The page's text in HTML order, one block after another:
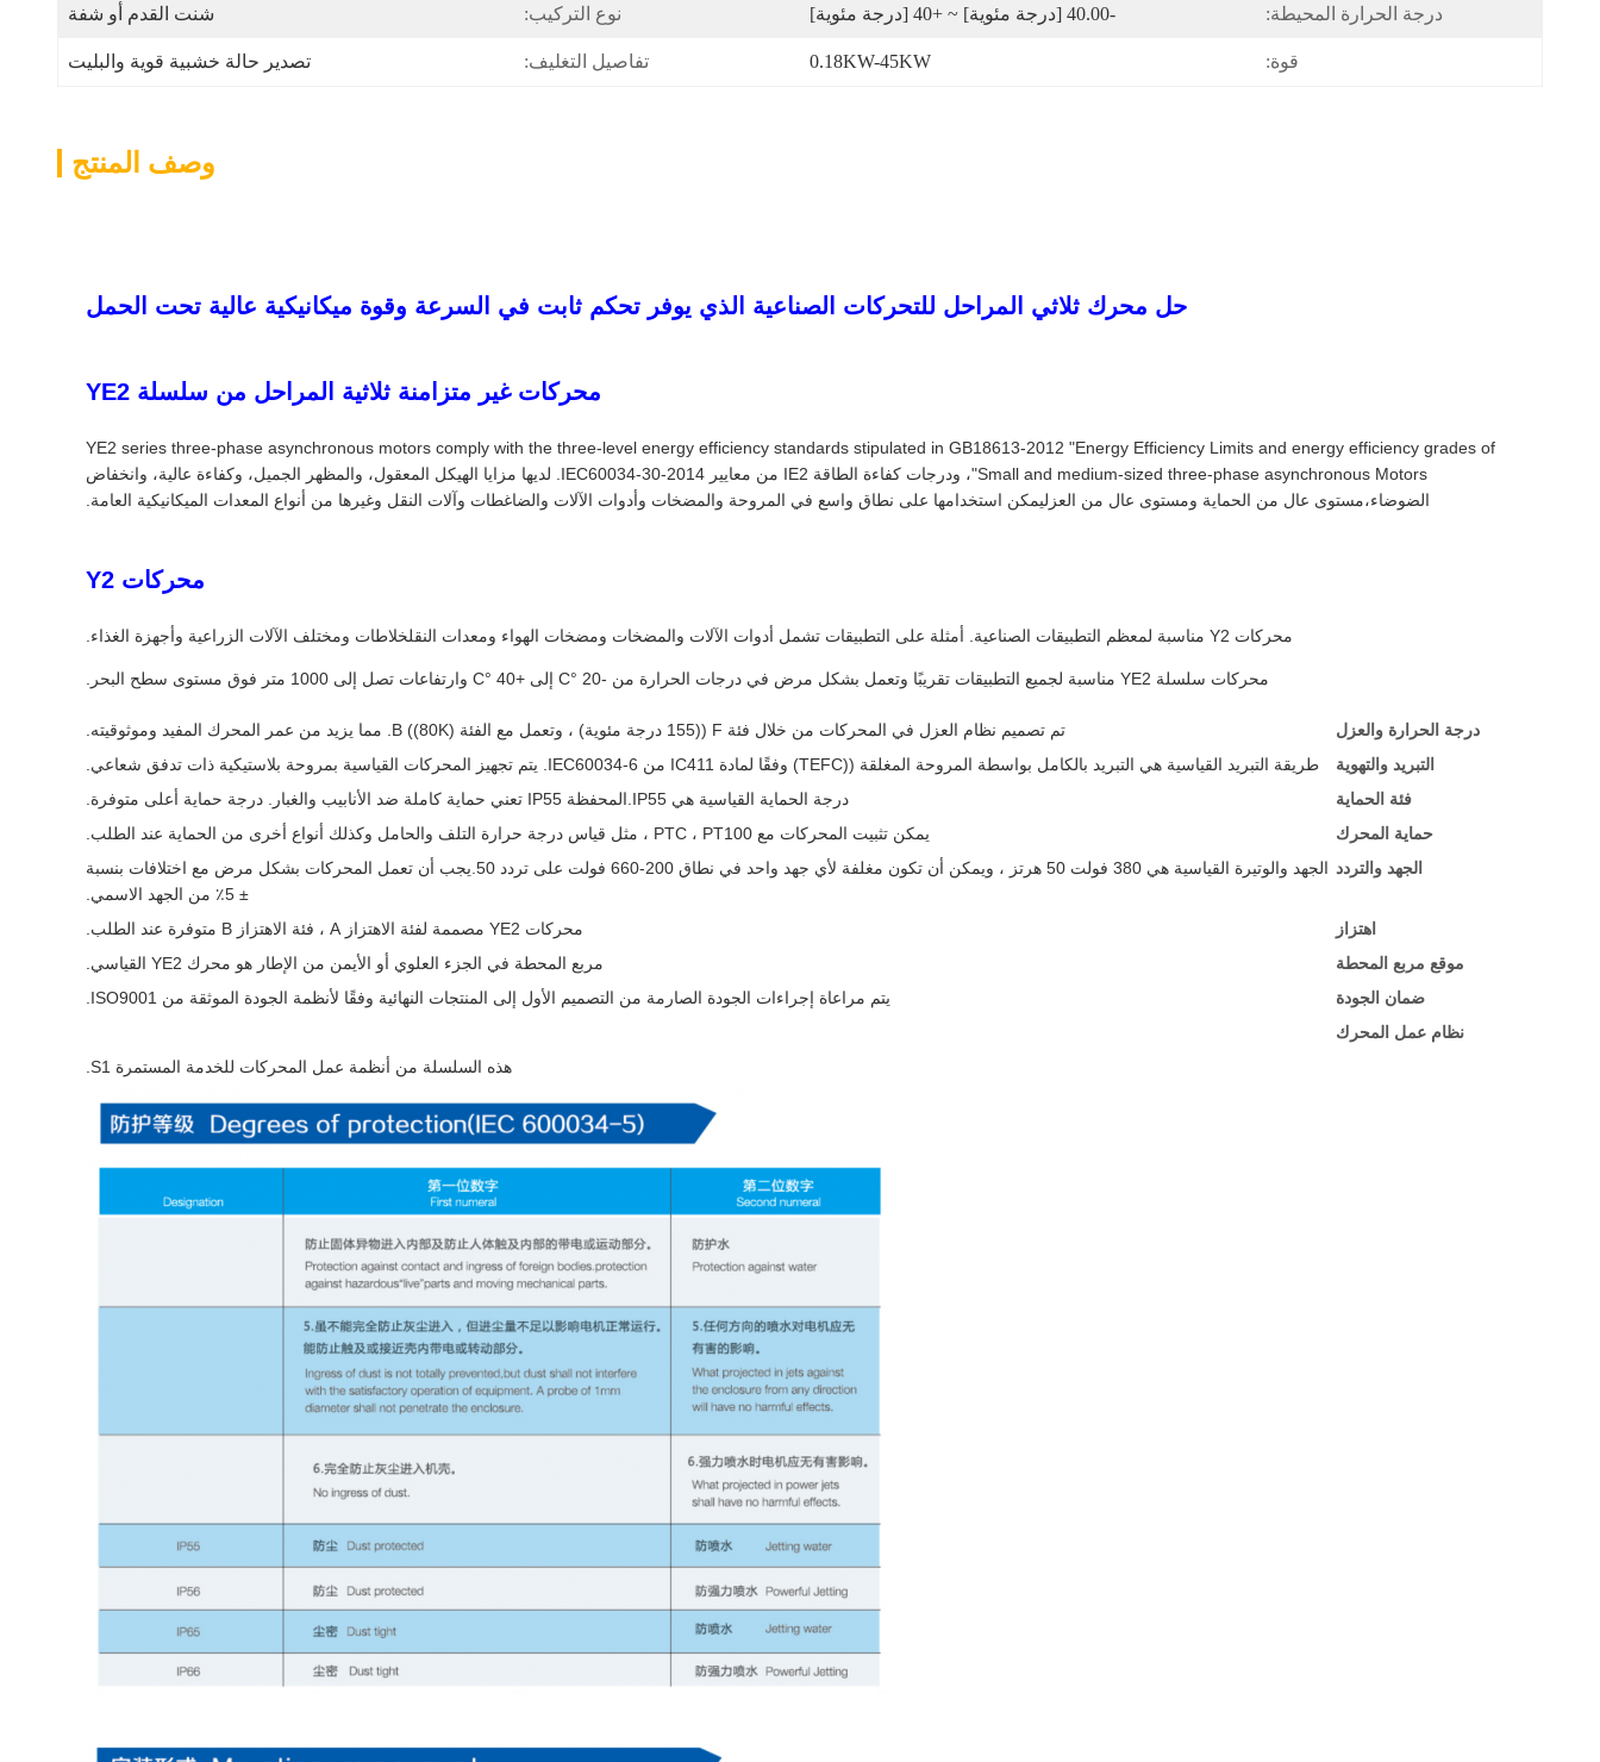
درجة الحرارة المحيطة: -40.00 [درجة مئوية] ~ +40 [درجة مئوية] نوع التركيب: شنت القدم أو شفة
قوة: 0.18KW-45KW تفاصيل التغليف: تصدير حالة خشبية قوية والبليت
وصف المنتج
حل محرك ثلاثي المراحل للتحركات الصناعية الذي يوفر تحكم ثابت في السرعة وقوة ميكانيكية عالية تحت الحمل
محركات غير متزامنة ثلاثية المراحل من سلسلة YE2
YE2 series three-phase asynchronous motors comply with the three-level energy efficiency standards stipulated in GB18613-2012 "Energy Efficiency Limits and energy efficiency grades of
Small and medium-sized three-phase asynchronous Motors"، ودرجات كفاءة الطاقة IE2 من معايير IEC60034-30-2014. لديها مزايا الهيكل المعقول، والمظهر الجميل، وكفاءة عالية، وانخفاض
الضوضاء،مستوى عال من الحماية ومستوى عال من العزليمكن استخدامها على نطاق واسع في المروحة والمضخات وأدوات الآلات والضاغطات وآلات النقل وغيرها من أنواع المعدات الميكانيكية العامة.
محركات Y2
محركات Y2 مناسبة لمعظم التطبيقات الصناعية. أمثلة على التطبيقات تشمل أدوات الآلات والمضخات ومضخات الهواء ومعدات النقلخلاطات ومختلف الآلات الزراعية وأجهزة الغذاء.
محركات سلسلة YE2 مناسبة لجميع التطبيقات تقريبًا وتعمل بشكل مرض في درجات الحرارة من -20 °C إلى +40 °C وارتفاعات تصل إلى 1000 متر فوق مستوى سطح البحر.
درجة الحرارة والعزل
تم تصميم نظام العزل في المحركات من خلال فئة F ((155 درجة مئوية) ، وتعمل مع الفئة B ((80K). مما يزيد من عمر المحرك المفيد وموثوقيته.
التبريد والتهوية
طريقة التبريد القياسية هي التبريد بالكامل بواسطة المروحة المغلقة ((TEFC) وفقًا لمادة IC411 من IEC60034-6. يتم تجهيز المحركات القياسية بمروحة بلاستيكية ذات تدفق شعاعي.
فئة الحماية
درجة الحماية القياسية هي IP55.المحفظة IP55 تعني حماية كاملة ضد الأنابيب والغبار. درجة حماية أعلى متوفرة.
حماية المحرك
يمكن تثبيت المحركات مع PTC ، PT100 ، مثل قياس درجة حرارة التلف والحامل وكذلك أنواع أخرى من الحماية عند الطلب.
الجهد والتردد
الجهد والوتيرة القياسية هي 380 فولت 50 هرتز ، ويمكن أن تكون مغلفة لأي جهد واحد في نطاق 200-660 فولت على تردد 50.يجب أن تعمل المحركات بشكل مرض مع اختلافات بنسبة
± 5٪ من الجهد الاسمي.
اهتزاز
محركات YE2 مصممة لفئة الاهتزاز A ، فئة الاهتزاز B متوفرة عند الطلب.
موقع مربع المحطة
مربع المحطة في الجزء العلوي أو الأيمن من الإطار هو محرك YE2 القياسي.
ضمان الجودة
يتم مراعاة إجراءات الجودة الصارمة من التصميم الأول إلى المنتجات النهائية وفقًا لأنظمة الجودة الموثقة من ISO9001.
نظام عمل المحرك
هذه السلسلة من أنظمة عمل المحركات للخدمة المستمرة S1.